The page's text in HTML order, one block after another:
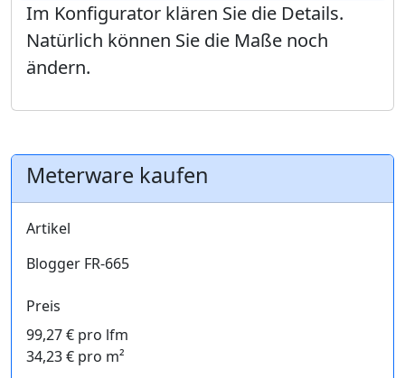
Im Konfigurator klären Sie die Details.
Natürlich können Sie die Maße noch
ändern.
Meterware kaufen
Artikel
Blogger FR-665
Preis
99,27 € pro lfm
34,23 € pro m²